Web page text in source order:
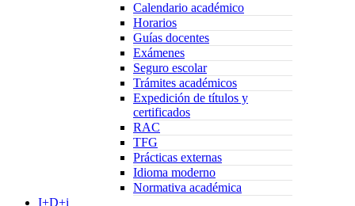
Calendario académico
Horarios
Guías docentes
Exámenes
Seguro escolar
Trámites académicos
Expedición de títulos y
certificados
RAC
TFG
Prácticas externas
Idioma moderno
Normativa académica
I+D+i